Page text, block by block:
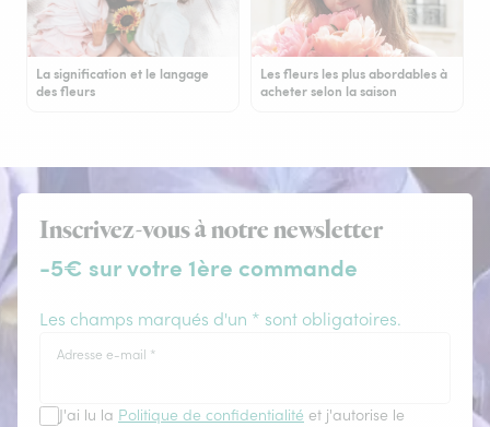
La signification et le langage
des fleurs
Les fleurs les plus abordables à
acheter selon la saison
Inscrivez-vous à notre newsletter
-5€ sur votre 1ère commande
Les champs marqués d'un * sont obligatoires.
Adresse e-mail *
J'ai lu la Politique de confidentialité et j'autorise le